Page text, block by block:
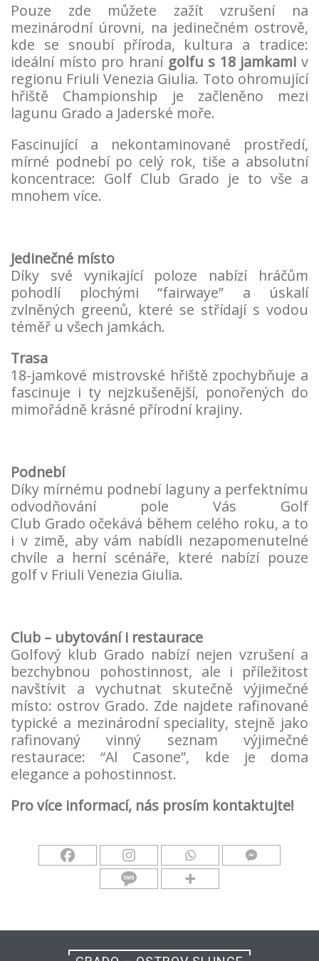
Pouze zde můžete zažít vzrušení na
mezinárodní úrovni, na jedinečném ostrově,
kde se snoubí příroda, kultura a tradice:
ideální místo pro hraní golfu s 18 jamkami v
regionu Friuli Venezia Giulia. Toto ohromující
hřiště Championship je začleněno mezi
lagunu Grado a Jaderské moře.
Fascinující a nekontaminované prostředí,
mírné podnebí po celý rok, tiše a absolutní
koncentrace: Golf Club Grado je to vše a
mnohem více.
Jedinečné místo
Díky své vynikající poloze nabízí hráčům
pohodlí plochými “fairwaye” a úskalí
zvlněných greenů, které se střídají s vodou
téměř u všech jamkách.
Trasa
18-jamkové mistrovské hřiště zpochybňuje a
fascinuje i ty nejzkušenější, ponořených do
mimořádně krásné přírodní krajiny.
Podnebí
Díky mírnému podnebí laguny a perfektnímu
odvodňování pole Vás Golf
Club Grado očekává během celého roku, a to
i v zimě, aby vám nabídli nezapomenutelné
chvíle a herní scénáře, které nabízí pouze
golf v Friuli Venezia Giulia.
Club – ubytování i restaurace
Golfový klub Grado nabízí nejen vzrušení a
bezchybnou pohostinnost, ale i příležitost
navštívit a vychutnat skutečně výjimečné
místo: ostrov Grado. Zde najdete rafinované
typické a mezinárodní speciality, stejně jako
rafinovaný vinný seznam výjimečné
restaurace: “Al Casone”, kde je doma
elegance a pohostinnost.
Pro více informací, nás prosím kontaktujte!